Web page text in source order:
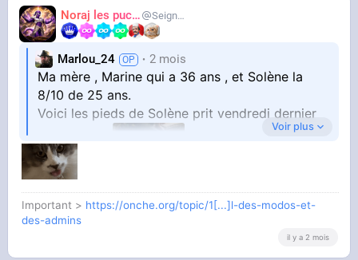
Noraj les pucix SeigneurCooler
Marlou_24 2 mois
Ma mère , Marine qui a 36 ans , et Solène la
8/10 de 25 ans.
Voici les pieds de Solène prit vendredi dernier
au bar a vin
Voir plus
Important > https://onche.org/topic/1[...]l-des-modos-et-
des-admins
il y a 2 mois